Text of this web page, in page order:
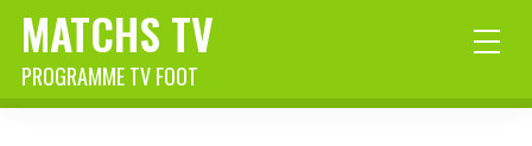
MATCHS TV
PROGRAMME TV FOOT